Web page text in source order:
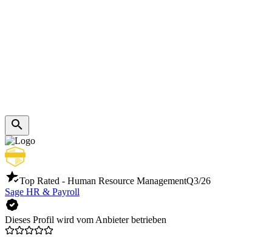
Top Rated - Human Resource ManagementQ3/26
Sage HR & Payroll
Dieses Profil wird vom Anbieter betrieben